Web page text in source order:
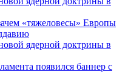
ядерной доктрины в
появился баннер с